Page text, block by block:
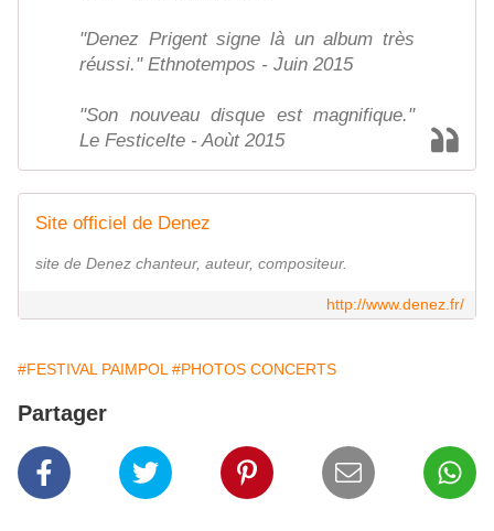
"Denez Prigent signe là un album très
réussi." Ethnotempos - Juin 2015
"Son nouveau disque est magnifique."
Le Festicelte - Aoùt 2015
Site officiel de Denez
site de Denez chanteur, auteur, compositeur.
http://www.denez.fr/
#FESTIVAL PAIMPOL #PHOTOS CONCERTS
Partager